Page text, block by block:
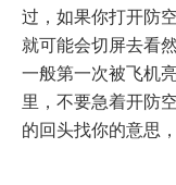
过，如果你打开防
就可能会切屏去看
一般第一次被飞机
里，不要急着开防
的回头找你的意思